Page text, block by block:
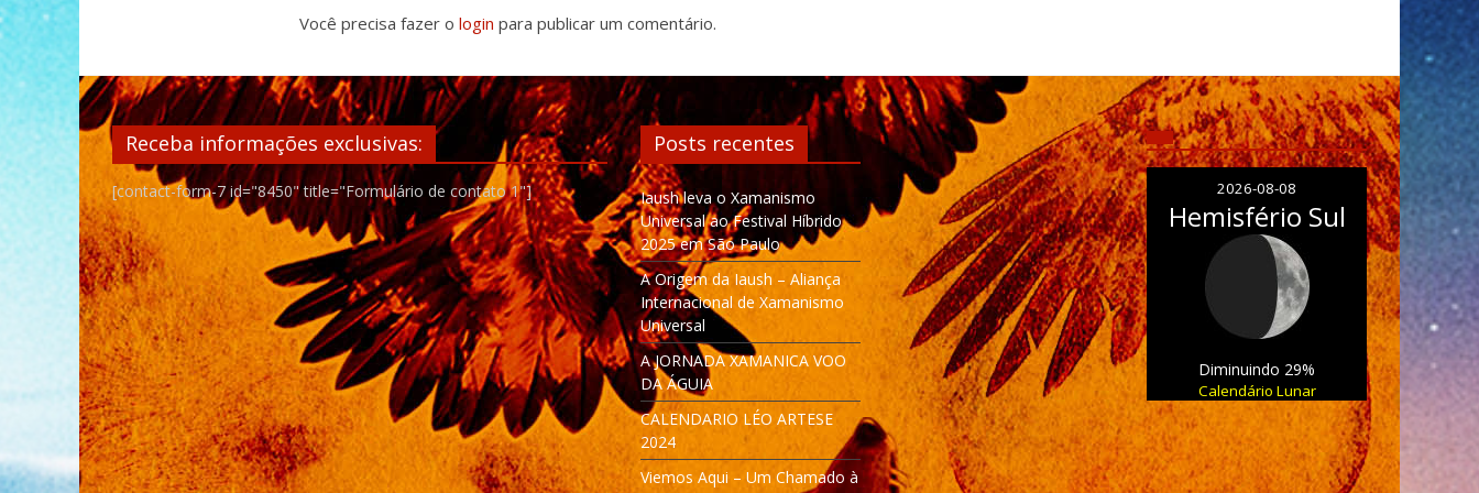
Você precisa fazer o login para publicar um comentário.
Receba informações exclusivas:
[contact-form-7 id="8450" title="Formulário de contato 1"]
Posts recentes
Iaush leva o Xamanismo
Universal ao Festival Híbrido
2025 em São Paulo
A Origem da Iaush – Aliança
Internacional de Xamanismo
Universal
A JORNADA XAMANICA VOO
DA ÁGUIA
CALENDARIO LÉO ARTESE
2024
Viemos Aqui – Um Chamado à
2026-08-08
Hemisfério Sul
Diminuindo 29%
Calendário Lunar